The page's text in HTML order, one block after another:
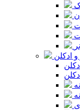
ادکلن